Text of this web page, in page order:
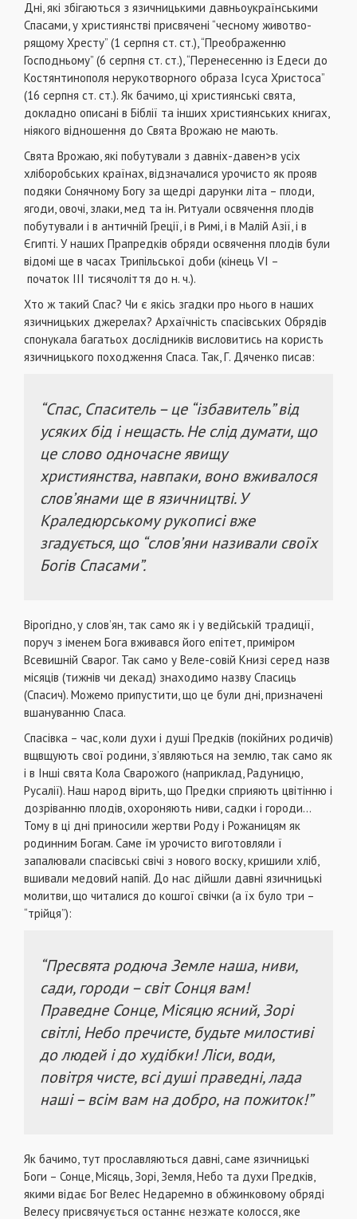
Дні, які збігаються з язичницькими давньоукраїнськими
Спасами, у християнстві присвячені “чесному животво-
рящому Хресту” (1 серпня ст. ст.), “Преображенню
Господньому” (6 серпня ст. ст.), “Перенесенню із Едеси до
Костянтинополя нерукотворного образа Ісуса Христоса”
(16 серпня ст. ст.). Як бачимо, ці християнські свята,
докладно описані в Біблії та інших християнських книгах,
ніякого відношення до Свята Врожаю не мають.
Свята Врожаю, які побутували з давніх-давен>в усіх
хліборобських країнах, відзначалися урочисто як прояв
подяки Сонячному Богу за щедрі дарунки літа – плоди,
ягоди, овочі, злаки, мед та ін. Ритуали освячення плодів
побутували і в античній Греції, і в Римі, і в Малій Азії, і в
Єгипті. У наших Прапредків обряди освячення плодів були
відомі ще в часах Трипільської доби (кінець VI –
початок III тисячоліття до н. ч.).
Хто ж такий Спас? Чи є якісь згадки про нього в наших
язичницьких джерелах? Архаїчність спасівських Обрядів
спонукала багатьох дослідників висловитись на користь
язичницького походження Спаса. Так, Г. Дяченко писав:
“Спас, Спаситель – це “ізбавитель” від
усяких бід і нещасть. Не слід думати, що
це слово одночасне явищу
християнства, навпаки, воно вживалося
слов’янами ще в язичництві. У
Краледюрському рукописі вже
згадується, що “слов’яни називали своїх
Богів Спасами”.
Вірогідно, у слов’ян, так само як і у ведійській традиції,
поруч з іменем Бога вживався його епітет, приміром
Всевишній Сварог. Так само у Веле-совій Книзі серед назв
місяців (тижнів чи декад) знаходимо назву Спасиць
(Спасич). Можемо припустити, що це були дні, призначені
вшануванню Спаса.
Спасівка – час, коли духи і душі Предків (покійних родичів)
вщвщують свої родини, з’являються на землю, так само як
і в Інші свята Кола Сварожого (наприклад, Радуницю,
Русалії). Наш народ вірить, що Предки сприяють цвітінню і
дозріванню плодів, охороняють ниви, садки і городи...
Тому в ці дні приносили жертви Роду і Рожаницям як
родинним Богам. Саме їм урочисто виготовляли ї
запалювали спасівські свічі з нового воску, кришили хліб,
вшивали медовий напій. До нас дійшли давні язичницькі
молитви, що читалися до кошгої свічки (а їх було три –
“трійця”):
“Пресвята родюча Земле наша, ниви,
сади, городи – світ Сонця вам!
Праведне Сонце, Місяцю ясний, Зорі
світлі, Небо пречисте, будьте милостиві
до людей і до худібки! Ліси, води,
повітря чисте, всі душі праведні, лада
наші – всім вам на добро, на пожиток!”
Як бачимо, тут прославляються давні, саме язичницькі
Боги – Сонце, Місяць, Зорі, Земля, Небо та духи Предків,
якими відає Бог Велес Недаремно в обжинковому обряді
Велесу присвячується останнє незжате колосся, яке